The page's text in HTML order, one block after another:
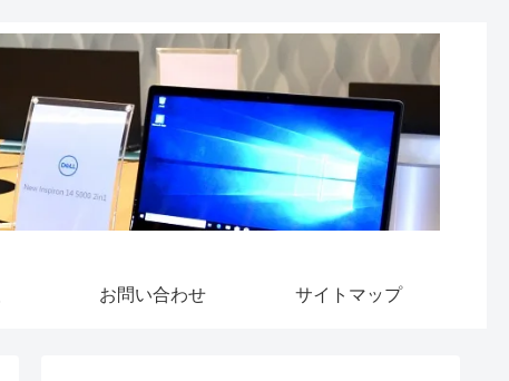
お問い合わせ サイトマップ